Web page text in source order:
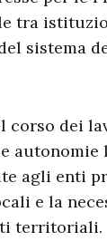
tra
sistema
dei
agli enti
e la
territoriali.